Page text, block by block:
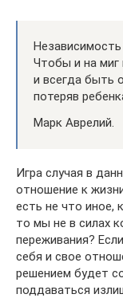
Независимость
Чтобы и на миг
и всегда быть
потеряв
Марк Аврелий.
Игра случая в
отношение к
есть не что иное,
то мы не в силах
переживания?
себя и свое
решением будет
поддаваться